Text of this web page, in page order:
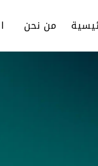
من نحن